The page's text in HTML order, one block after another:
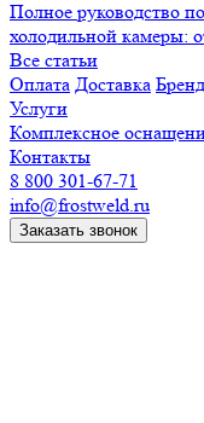
Полное руководство
холодильной камеры:
Все статьи
Оплата Доставка
Услуги
Комплексное
Контакты
8 800 301-67-71
info@frostweld.ru
Заказать звонок